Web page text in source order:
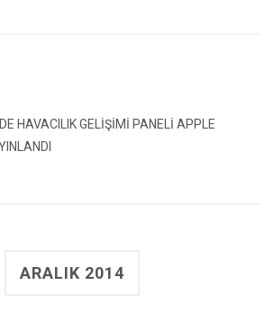
HAVACILIK GELİŞİMİ PANELİ APPLE
ARALIK 2014